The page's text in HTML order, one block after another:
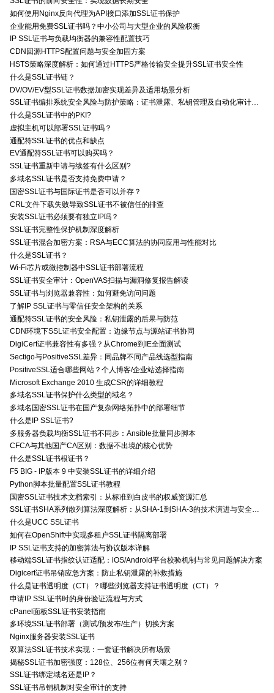
如何使用Nginx反向代理为API接口添加SSL证书保护
企业能用免费SSL证书吗？中小公司与大型企业的风险权衡
IP SSL证书与负载均衡器的兼容性配置技巧
CDN回源HTTPS配置问题与安全加固方案
HSTS策略深度解析：如何通过HTTPS严格传输安全提升SSL证书安全性
什么是SSL证书链？
DV/OV/EV型SSL证书数据加密实现差异及适用场景分析
SSL证书编排系统安全风险与防护策略：证书泄露、私钥管理及自动化审计技术要点
什么是SSL证书中的PKI?
虚拟主机可以部署SSL证书吗？
通配符SSL证书的优点和缺点
EV通配符SSL证书可以购买吗？
SSL证书重新申请与续签有什么区别?
多域名SSL证书是否支持免费申请？
国密SSL证书与国际证书是否可以并存？
CRL文件下载失败导致SSL证书不被信任的排查
安装SSL证书必须要有独立IP吗？
SSL证书完整性保护机制深度解析
SSL证书混合加密方案：RSA与ECC算法的协同应用与性能对比
什么是SSL证书？
Wi-Fi芯片或微控制器中SSL证书部署流程
SSL证书安全审计：OpenVAS扫描与漏洞修复报告解读
SSL证书与浏览器兼容性：如何避免访问问题
了解IP SSL证书与零信任安全架构的关系
通配符SSL证书的安全风险：私钥泄露的后果与防范
CDN环境下SSL证书安全配置：边缘节点与源站证书协同
DigiCert证书兼容性有多强？从Chrome到IE全面测试
Sectigo与PositiveSSL差异：同品牌不同产品线选型指南
PositiveSSL适合哪些网站？个人博客/企业站选择指南
Microsoft Exchange 2010 生成CSR的详细教程
多域名SSL证书保护什么类型的域名？
多域名国密SSL证书在国产复杂网络拓扑中的部署细节
什么是IP SSL证书?
多服务器负载均衡SSL证书不同步：Ansible批量同步脚本
CFCA与其他国产CA区别：数据不出境的核心优势
什么是SSL证书根证书？
F5 BIG - IP版本 9 中安装SSL证书的详细介绍
Python脚本批量配置SSL证书教程
国密SSL证书技术文档索引：从标准到白皮书的权威资源汇总
SSL证书SHA系列散列算法深度解析：从SHA-1到SHA-3的技术演进与安全特性
什么是UCC SSL证书
如何在OpenShift中实现多租户SSL证书隔离部署
IP SSL证书支持的加密算法与协议版本详解
移动端SSL证书指纹认证适配：iOS/Android平台校验机制与常见问题解决方案
Digicert证书吊销应急方案：防止私钥泄露的补救措施
什么是证书透明度（CT）？哪些浏览器支持证书透明度（CT）？
申请IP SSL证书时的身份验证流程与方式
cPanel面板SSL证书安装指南
多环境SSL证书部署（测试/预发布/生产）切换方案
Nginx服务器安装SSL证书
双算法SSL证书技术实现：一套证书解决所有场景
揭秘SSL证书加密强度：128位、256位有何天壤之别？
SSL证书绑定域名还是IP？
SSL证书吊销机制对安全审计的支持